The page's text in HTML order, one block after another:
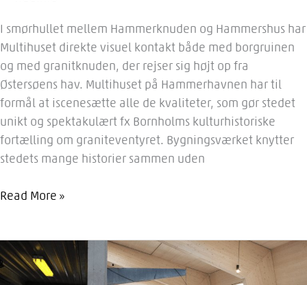
I smørhullet mellem Hammerknuden og Hammershus har
Multihuset direkte visuel kontakt både med borgruinen
og med granitknuden, der rejser sig højt op fra
Østersøens hav. Multihuset på Hammerhavnen har til
formål at iscenesætte alle de kvaliteter, som gør stedet
unikt og spektakulært fx Bornholms kulturhistoriske
fortælling om graniteventyret. Bygningsværket knytter
stedets mange historier sammen uden
Hammerhavn
Read More »